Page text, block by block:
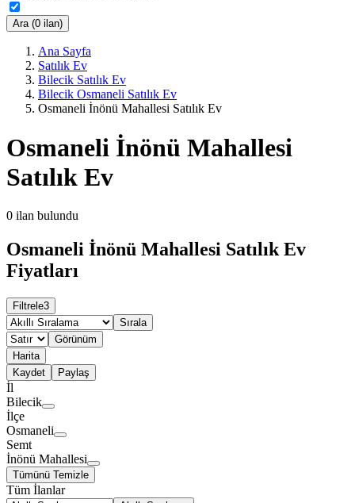
Ara (0 ilan)
Ana Sayfa
Satılık Ev
Bilecik Satılık Ev
Bilecik Osmaneli Satılık Ev
Osmaneli İnönü Mahallesi Satılık Ev
Osmaneli İnönü Mahallesi
Satılık Ev
0 ilan bulundu
Osmaneli İnönü Mahallesi Satılık Ev
Fiyatları
Filtrele3
Sırala
Görünüm
Harita
Kaydet
Paylaş
İl
Bilecik
İlçe
Osmaneli
Semt
İnönü Mahallesi
Tümünü Temizle
Tüm İlanlar